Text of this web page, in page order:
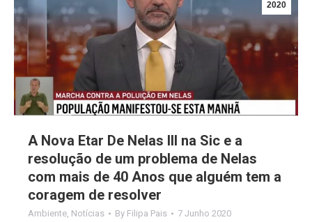
2020
A Nova Etar De Nelas III na Sic e a
resolução de um problema de Nelas
com mais de 40 Anos que alguém tem a
coragem de resolver
Ambiente, Notícias By Filipa Pais 7 Junho 2020